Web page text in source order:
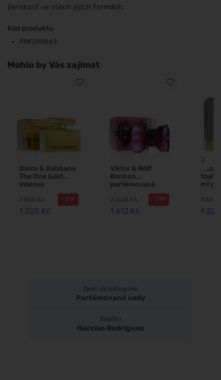
ženskost ve všech jejích formách.
Kód produktu
PRF299843
Mohlo by Vás zajímat
Dolce & Gabbana
The One Gold
Intense
parfémovaná
voda pro ženy 50
ml
1 955 Kč
1 355 Kč
-31%
Viktor & Rolf
Bonbon
parfémovaná
voda pro ženy 50
ml
2 038 Kč
1 412 Kč
-31%
ml
1 597
1
Zpět do kategorie
Parfémované vody
Značka
Narciso Rodriguez